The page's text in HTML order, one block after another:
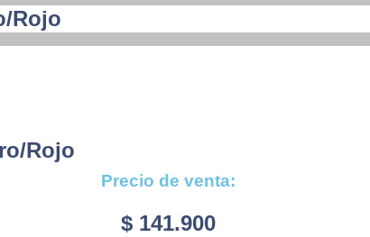
Rojo
Rojo
Precio de venta:
$141.900